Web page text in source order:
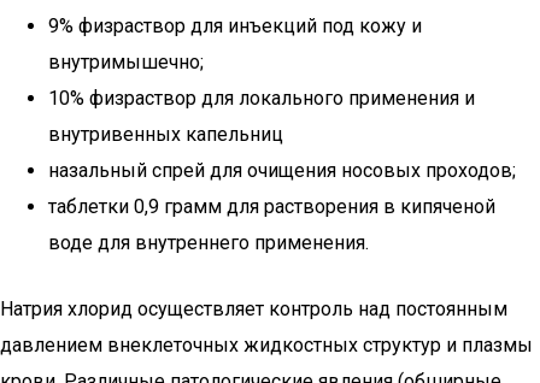
9% физраствор для инъекций под кожу и
внутримышечно;
10% физраствор для локального применения и
внутривенных капельниц
назальный спрей для очищения носовых проходов;
таблетки 0,9 грамм для растворения в кипяченой
воде для внутреннего применения.
Натрия хлорид осуществляет контроль над постоянным
давлением внеклеточных жидкостных структур и плазмы